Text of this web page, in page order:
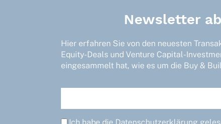
Newsletter
Hier erfahren Sie von den neuesten
Equity-Deals und Venture Capital-
eingesammelt hat, wie es um die Buy &